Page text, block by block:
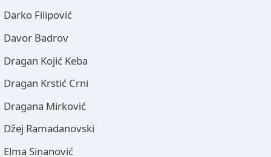
Darko Filipović
Davor Badrov
Dragan Kojić Keba
Dragan Krstić Crni
Dragana Mirković
Džej Ramadanovski
Elma Sinanović